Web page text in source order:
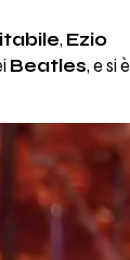
, Ezio
Beatles, e si è